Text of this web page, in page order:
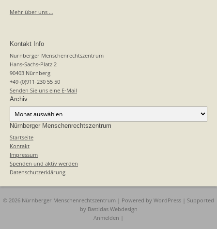
Mehr über uns …
Kontakt Info
Nürnberger Menschenrechtszentrum
Hans-Sachs-Platz 2
90403 Nürnberg
+49-(0)911-230 55 50
Senden Sie uns eine E-Mail
Archiv
Nürnberger Menschenrechtszentrum
Startseite
Kontakt
Impressum
Spenden und aktiv werden
Datenschutzerklärung
© 2026 Nürnberger Menschenrechtszentrum | Powered by WordPress | Supported
by Bastidas Webdesign
Anmelden |